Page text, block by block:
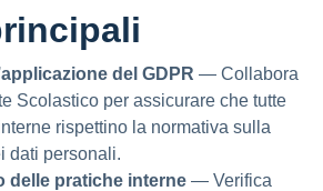
del GDPR — Collabora
Scolastico per assicurare che tutte
rispettino la normativa sulla
dati personali.
delle pratiche interne — Verifica